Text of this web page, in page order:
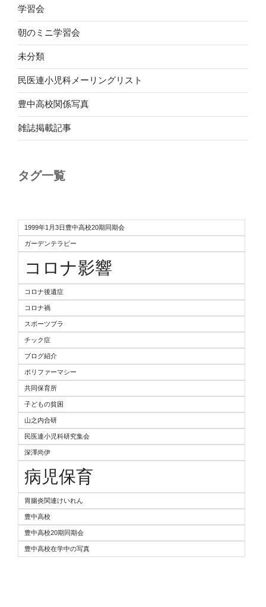
学習会
朝のミニ学習会
未分類
民医連小児科メーリングリスト
豊中高校関係写真
雑誌掲載記事
タグ一覧
1999年1月3日豊中高校20期同期会
ガーデンテラピー
コロナ影響
コロナ後遺症
コロナ禍
スポーツブラ
チック症
ブログ紹介
ポリファーマシー
共同保育所
子どもの貧困
山之内合研
民医連小児科研究集会
深澤尚伊
病児保育
胃腸炎関連けいれん
豊中高校
豊中高校20期同期会
豊中高校在学中の写真